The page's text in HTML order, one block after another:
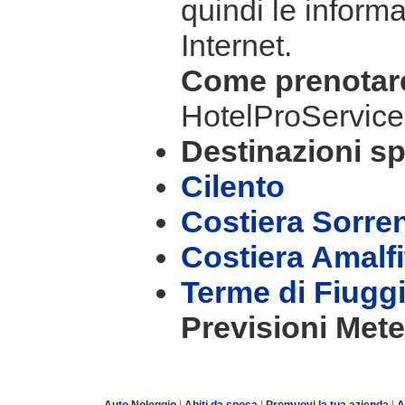
quindi le
Internet.
Come
Destinazioni
Cilento
Costiera
Costiera
Terme di Fiuggi
Previsioni